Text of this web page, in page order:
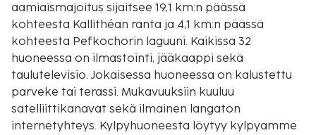
aamiaismajoitus sijaitsee 19,1 km:n päässä
kohteesta Kallithéan ranta ja 4,1 km:n päässä
kohteesta Pefkochorin laguuni. Kaikissa 32
huoneessa on ilmastointi, jääkaappi sekä
taulutelevisio. Jokaisessa huoneessa on kalustettu
parveke tai terassi. Mukavuuksiin kuuluu
satelliittikanavat sekä ilmainen langaton
internetyhteys. Kylpyhuoneesta löytyy kylpyamme